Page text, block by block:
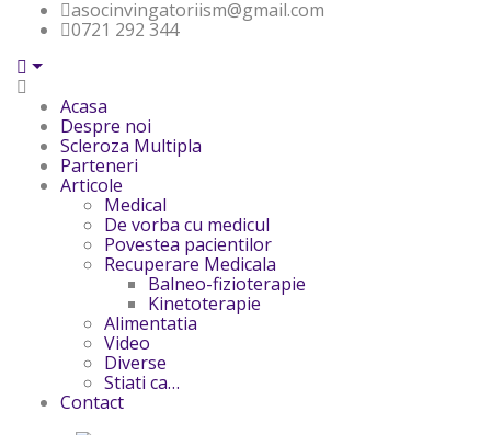
asocinvingatoriism@gmail.com
0721 292 344
Acasa
Despre noi
Scleroza Multipla
Parteneri
Articole
Medical
De vorba cu medicul
Povestea pacientilor
Recuperare Medicala
Balneo-fizioterapie
Kinetoterapie
Alimentatia
Video
Diverse
Stiati ca…
Contact